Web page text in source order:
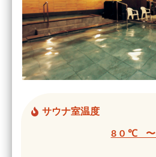
サウナ室温度
80℃ 〜